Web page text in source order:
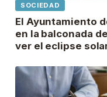
SOCIEDAD
El Ayuntamiento
en la balconada
ver el eclipse